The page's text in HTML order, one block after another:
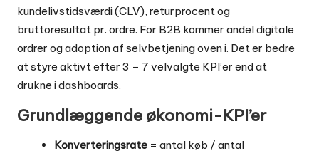
kundelivstidsværdi (CLV), returprocent og
bruttoresultat pr. ordre. For B2B kommer andel digitale
ordrer og adoption af selvbetjening oven i. Det er bedre
at styre aktivt efter 3 – 7 velvalgte KPI’er end at
drukne i dashboards.
Grundlæggende økonomi-KPI’er
Konverteringsrate = antal køb / antal